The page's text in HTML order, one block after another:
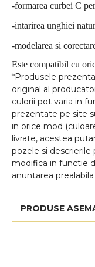
-formarea curbei C
-intarirea unghiei
-modelarea si
Este compatibil cu
*Produsele
original al
culorii pot varia in
prezentate pe site
in orice mod
livrate, acestea
pozele si
modifica in functie
anuntarea
PRODUSE